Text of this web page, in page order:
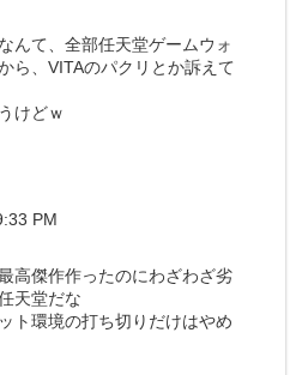
んて、全部任天堂ゲームウォ
ら、VITAのパクリとか訴えて
けどｗ
PM
高傑作作ったのにわざわざ劣
天堂だな
ト環境の打ち切りだけはやめ